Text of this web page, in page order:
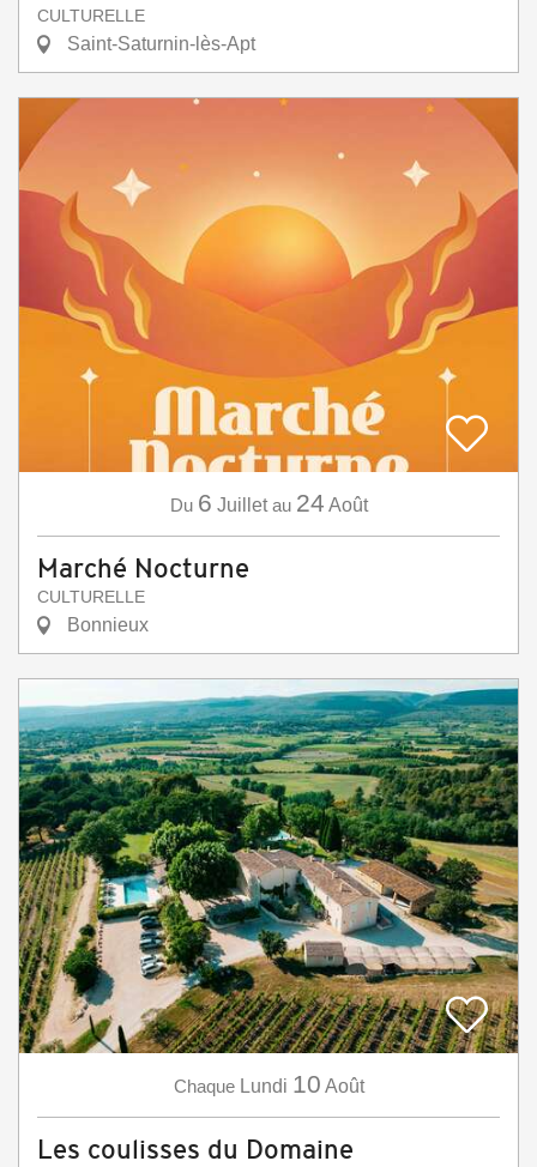
CULTURELLE
Saint-Saturnin-lès-Apt
Du 6 Juillet au 24 Août
Marché Nocturne
CULTURELLE
Bonnieux
Chaque Lundi 10 Août
Les coulisses du Domaine